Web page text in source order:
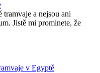
tramvaje a nejsou ani
Jistě mi prominete, že
v Egyptě